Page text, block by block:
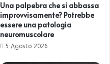
Una palpebra che si abbassa
improvvisamente? Potrebbe
essere una patologia
neuromuscolare
5 Agosto 2026